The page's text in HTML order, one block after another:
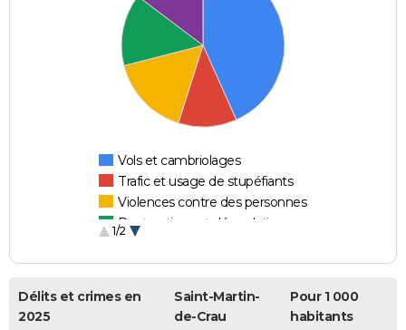
Vols et cambriolages
Trafic et usage de stupéfiants
Violences contre des personnes
Destructions et dégradations
1/2
Délits et crimes en
2025
Saint-Martin-
de-Crau
Pour 1 000
habitants